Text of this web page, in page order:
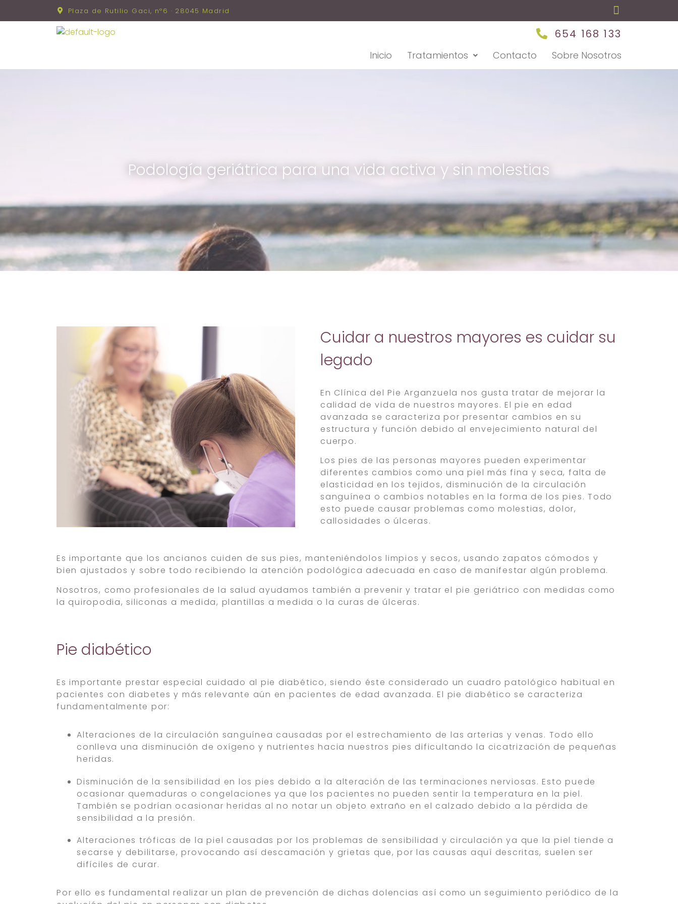
Plaza de Rutilio Gaci, nº6 · 28045 Madrid
654 168 133
Inicio Tratamientos Contacto Sobre Nosotros
Podología geriátrica para una vida activa y sin molestias
Cuidar a nuestros mayores es cuidar su
legado
En Clínica del Pie Arganzuela nos gusta tratar de mejorar la
calidad de vida de nuestros mayores. El pie en edad
avanzada se caracteriza por presentar cambios en su
estructura y función debido al envejecimiento natural del
cuerpo.
Los pies de las personas mayores pueden experimentar
diferentes cambios como una piel más fina y seca, falta de
elasticidad en los tejidos, disminución de la circulación
sanguínea o cambios notables en la forma de los pies. Todo
esto puede causar problemas como molestias, dolor,
callosidades o úlceras.
Es importante que los ancianos cuiden de sus pies, manteniéndolos limpios y secos, usando zapatos cómodos y
bien ajustados y sobre todo recibiendo la atención podológica adecuada en caso de manifestar algún problema.
Nosotros, como profesionales de la salud ayudamos también a prevenir y tratar el pie geriátrico con medidas como
la quiropodia, siliconas a medida, plantillas a medida o la curas de úlceras.
Pie diabético
Es importante prestar especial cuidado al pie diabético, siendo éste considerado un cuadro patológico habitual en
pacientes con diabetes y más relevante aún en pacientes de edad avanzada. El pie diabético se caracteriza
fundamentalmente por:
Alteraciones de la circulación sanguínea causadas por el estrechamiento de las arterias y venas. Todo ello
conlleva una disminución de oxígeno y nutrientes hacia nuestros pies dificultando la cicatrización de pequeñas
heridas.
Disminución de la sensibilidad en los pies debido a la alteración de las terminaciones nerviosas. Esto puede
ocasionar quemaduras o congelaciones ya que los pacientes no pueden sentir la temperatura en la piel.
También se podrían ocasionar heridas al no notar un objeto extraño en el calzado debido a la pérdida de
sensibilidad a la presión.
Alteraciones tróficas de la piel causadas por los problemas de sensibilidad y circulación ya que la piel tiende a
secarse y debilitarse, provocando así descamación y grietas que, por las causas aquí descritas, suelen ser
difíciles de curar.
Por ello es fundamental realizar un plan de prevención de dichas dolencias así como un seguimiento periódico de la